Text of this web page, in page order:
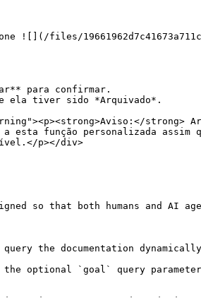
![](/files/
função personalizada assim
p></div>
so that both humans and AI
the documentation
the optional `goal` query